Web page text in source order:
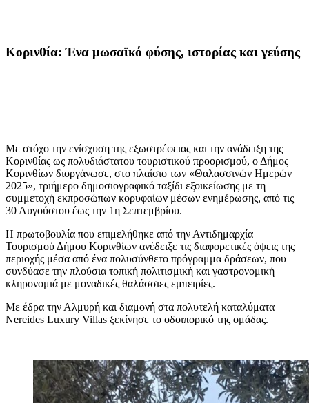
Κορινθία: Ένα μωσαϊκό φύσης, ιστορίας και γεύσης
Με στόχο την ενίσχυση της εξωστρέφειας και την ανάδειξη της
Κορινθίας ως πολυδιάστατου τουριστικού προορισμού, ο Δήμος
Κορινθίων διοργάνωσε, στο πλαίσιο των «Θαλασσινών Ημερών
2025», τριήμερο δημοσιογραφικό ταξίδι εξοικείωσης με τη
συμμετοχή εκπροσώπων κορυφαίων μέσων ενημέρωσης, από τις
30 Αυγούστου έως την 1η Σεπτεμβρίου.
Η πρωτοβουλία που επιμελήθηκε από την Αντιδημαρχία
Τουρισμού Δήμου Κορινθίων ανέδειξε τις διαφορετικές όψεις της
περιοχής μέσα από ένα πολυσύνθετο πρόγραμμα δράσεων, που
συνδύασε την πλούσια τοπική πολιτισμική και γαστρονομική
κληρονομιά με μοναδικές θαλάσσιες εμπειρίες.
Με έδρα την Αλμυρή και διαμονή στα πολυτελή καταλύματα
Nereides Luxury Villas ξεκίνησε το οδοιπορικό της ομάδας.